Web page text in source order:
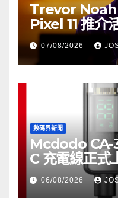
Trevor Noah
Pixel 11 推介
07/08/2026
數碼界新聞
Mcdodo CA-
C 充電線正式
06/08/2026